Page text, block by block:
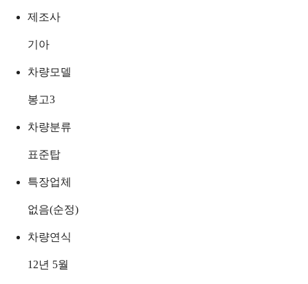
제조사
기아
차량모델
봉고3
차량분류
표준탑
특장업체
없음(순정)
차량연식
12년 5월